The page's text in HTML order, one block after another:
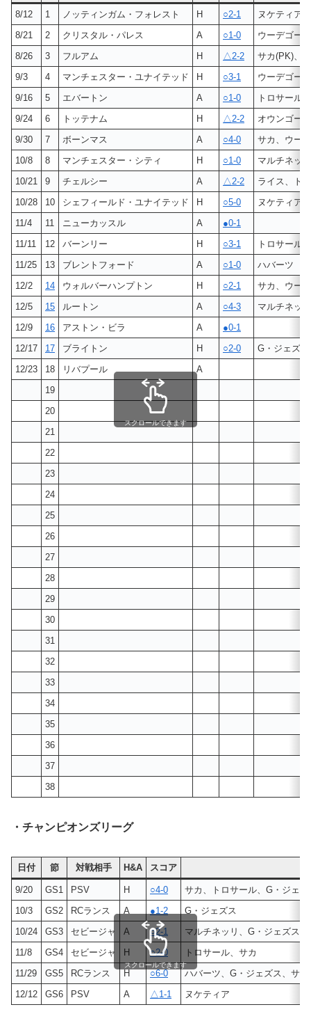
8/12 1 ノッティンガム・フォレスト H ○2-1
ヌケティア
8/21
2 クリスタル・パレス A ○1-0
ウーデゴー
8/26
3 フルアム H △2-2
サカ(PK)、
9/3
4 マンチェスター・ユナイテッド H ○3-1
ウーデゴー
9/16
5 エバートン A ○1-0
トロサール
9/24
6 トッテナム H △2-2
オウンゴー
9/30
7 ボーンマス A ○4-0
サカ、ウー
10/8
8 マンチェスター・シティ H ○1-0
マルチネッリ
10/21
9 チェルシー A △2-2
ライス、ト
10/28
10 シェフィールド・ユナイテッド H ○5-0
ヌケティア
11/4
11 ニューカッスル A
●0-1
11/11
12 バーンリー H ○3-1
トロサール
11/25
13 ブレントフォード A ○1-0
ハバーツ
12/2
14 ウォルバーハンプトン H ○2-1
サカ、ウー
12/5
15 ルートン A ○4-3
マルチネッ
12/9
16 アストン・ビラ A
●0-1
12/17
17 ブライトン H ○2-0
G・ジェズ
12/23
18 リバプール
A
19
20
21
22
23
24
25
26
27
28
29
30
31
32
33
34
35
36
37
38
スクロールできます
・チャンピオンズリーグ
日付 節 対戦相手 H&A スコア
9/20 GS1 PSV H ○4-0
サカ、トロサール、G・ジェ
10/3
GS2 RCランス A ●1-2
G・ジェズス
10/24
GS3 セビージャ A ○2-1
マルチネッリ、G・ジェズス
11/8
GS4 セビージャ H ○2-0
トロサール、サカ
11/29
GS5 RCランス H ○6-0
ハバーツ、G・ジェズス、サ
12/12
GS6 PSV A △1-1 ヌケティア
スクロールできます